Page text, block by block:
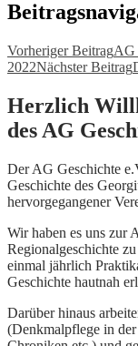
Vorheriger BeitragAG
2022Nächster Beitrag
Herzlich
des AG
Der AG Geschichte
Geschichte des
hervorgegangener
Wir haben es uns zur
Regionalgeschichte
einmal jährlich
Geschichte hautnah
Darüber hinaus
(Denkmalpflege in